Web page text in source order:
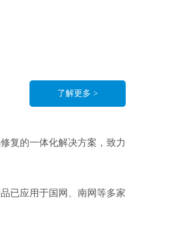
复的一体化解决方案，致力
已应用于国网、南网等多家
了解更多 >